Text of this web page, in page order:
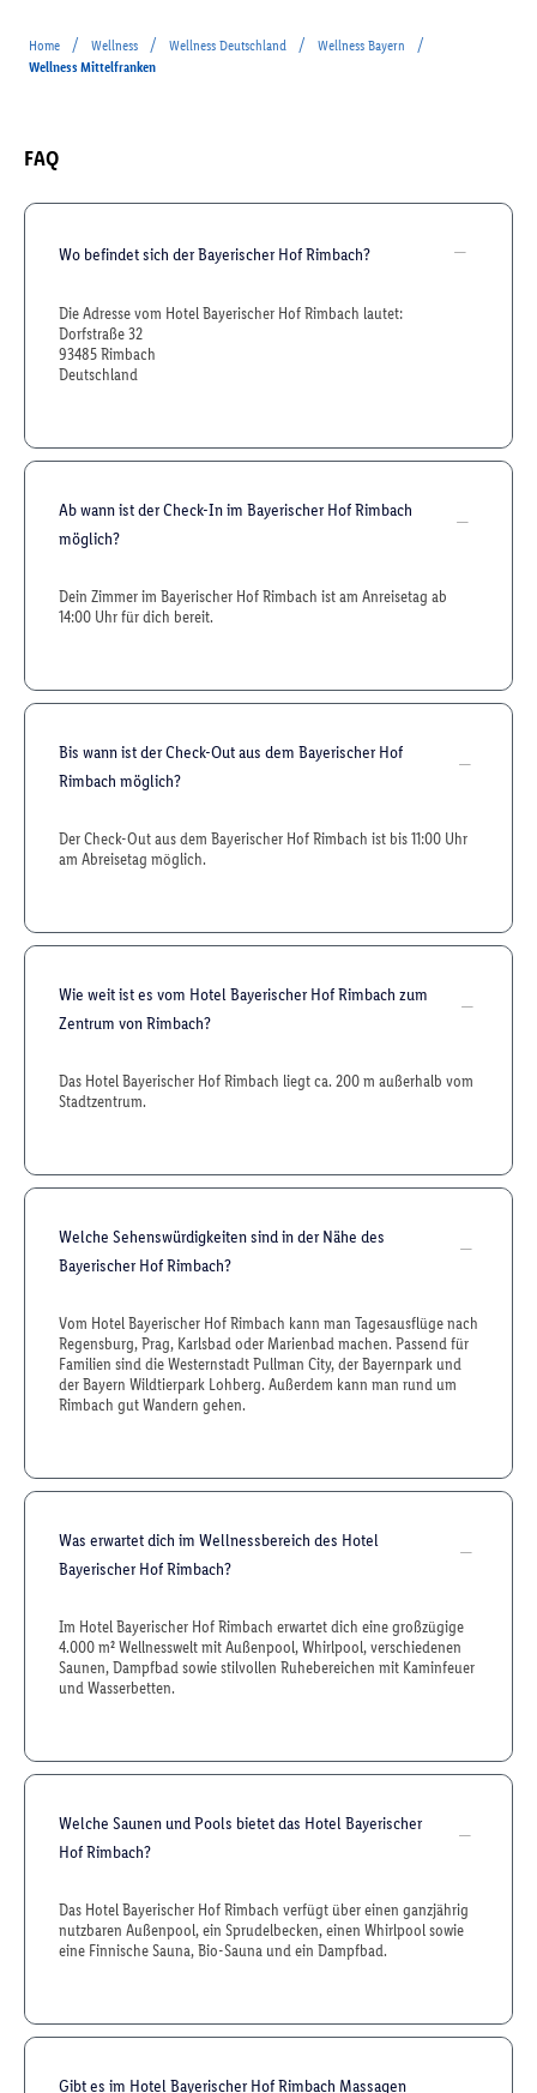
Home / Wellness / Wellness Deutschland / Wellness Bayern /
Wellness Mittelfranken
FAQ
Wo befindet sich der Bayerischer Hof Rimbach?
Die Adresse vom Hotel Bayerischer Hof Rimbach lautet:
Dorfstraße 32
93485 Rimbach
Deutschland
Ab wann ist der Check-In im Bayerischer Hof Rimbach
möglich?
Dein Zimmer im Bayerischer Hof Rimbach ist am Anreisetag ab
14:00 Uhr für dich bereit.
Bis wann ist der Check-Out aus dem Bayerischer Hof
Rimbach möglich?
Der Check-Out aus dem Bayerischer Hof Rimbach ist bis 11:00 Uhr
am Abreisetag möglich.
Wie weit ist es vom Hotel Bayerischer Hof Rimbach zum
Zentrum von Rimbach?
Das Hotel Bayerischer Hof Rimbach liegt ca. 200 m außerhalb vom
Stadtzentrum.
Welche Sehenswürdigkeiten sind in der Nähe des
Bayerischer Hof Rimbach?
Vom Hotel Bayerischer Hof Rimbach kann man Tagesausflüge nach
Regensburg, Prag, Karlsbad oder Marienbad machen. Passend für
Familien sind die Westernstadt Pullman City, der Bayernpark und
der Bayern Wildtierpark Lohberg. Außerdem kann man rund um
Rimbach gut Wandern gehen.
Was erwartet dich im Wellnessbereich des Hotel
Bayerischer Hof Rimbach?
Im Hotel Bayerischer Hof Rimbach erwartet dich eine großzügige
4.000 m² Wellnesswelt mit Außenpool, Whirlpool, verschiedenen
Saunen, Dampfbad sowie stilvollen Ruhebereichen mit Kaminfeuer
und Wasserbetten.
Welche Saunen und Pools bietet das Hotel Bayerischer
Hof Rimbach?
Das Hotel Bayerischer Hof Rimbach verfügt über einen ganzjährig
nutzbaren Außenpool, ein Sprudelbecken, einen Whirlpool sowie
eine Finnische Sauna, Bio-Sauna und ein Dampfbad.
Gibt es im Hotel Bayerischer Hof Rimbach Massagen